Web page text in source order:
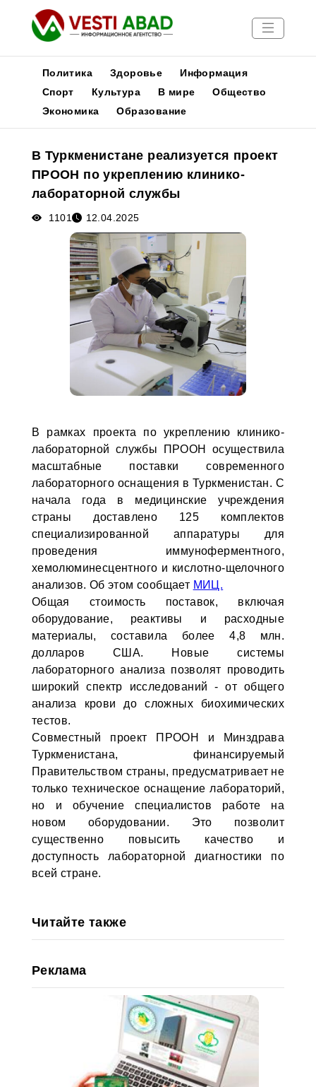
Новости
Медиа
Афиша
Политика Здоровье
Информация
Спорт
Культура В мире
Общество
Экономика
Образование
В Туркменистане реализуется проект
ПРООН по укреплению клинико-
лабораторной службы
1101 12.04.2025
В рамках проекта по укреплению клинико-
лабораторной службы ПРООН осуществила
масштабные поставки современного
лабораторного оснащения в Туркменистан. С
начала года в медицинские учреждения
страны доставлено 125 комплектов
специализированной аппаратуры для
проведения иммуноферментного,
хемолюминесцентного и кислотно-щелочного
анализов. Об этом сообщает МИЦ.
Общая стоимость поставок, включая
оборудование, реактивы и расходные
материалы, составила более 4,8 млн.
долларов США. Новые системы
лабораторного анализа позволят проводить
широкий спектр исследований - от общего
анализа крови до сложных биохимических
тестов.
Совместный проект ПРООН и Минздрава
Туркменистана, финансируемый
Правительством страны, предусматривает не
только техническое оснащение лабораторий,
но и обучение специалистов работе на
новом оборудовании. Это позволит
существенно повысить качество и
доступность лабораторной диагностики по
всей стране.
Читайте также
Реклама